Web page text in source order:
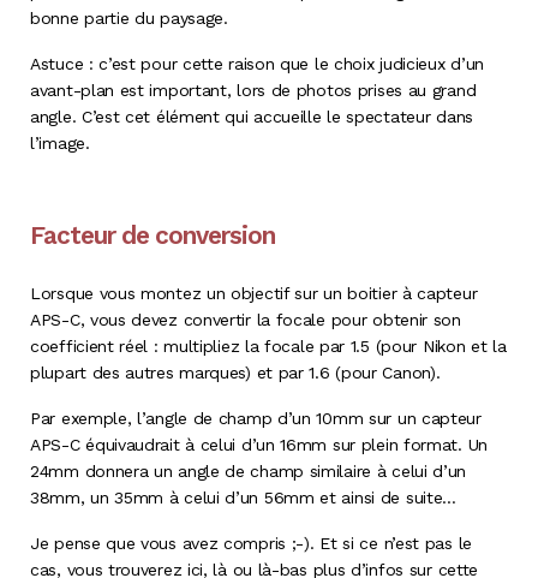
bonne partie du paysage.
Astuce : c’est pour cette raison que le choix judicieux d’un
avant-plan est important, lors de photos prises au grand
angle. C’est cet élément qui accueille le spectateur dans
l’image.
Facteur de conversion
Lorsque vous montez un objectif sur un boitier à capteur
APS-C, vous devez convertir la focale pour obtenir son
coefficient réel : multipliez la focale par 1.5 (pour Nikon et la
plupart des autres marques) et par 1.6 (pour Canon).
Par exemple, l’angle de champ d’un 10mm sur un capteur
APS-C équivaudrait à celui d’un 16mm sur plein format. Un
24mm donnera un angle de champ similaire à celui d’un
38mm, un 35mm à celui d’un 56mm et ainsi de suite…
Je pense que vous avez compris ;-). Et si ce n’est pas le
cas, vous trouverez ici, là ou là-bas plus d’infos sur cette